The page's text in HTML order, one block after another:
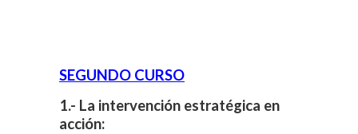
SEGUNDO CURSO
1.- La intervención estratégica en
acción: